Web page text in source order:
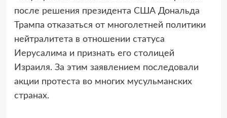
после решения президента США Дональда
Трампа отказаться от многолетней политики
нейтралитета в отношении статуса
Иерусалима и признать его столицей
Израиля. За этим заявлением последовали
акции протеста во многих мусульманских
странах.